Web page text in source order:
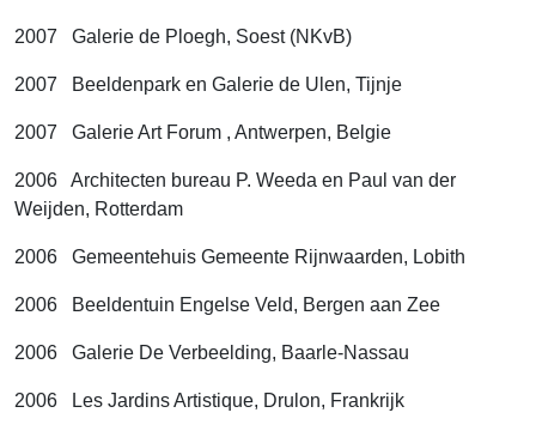
2007 Galerie de Ploegh, Soest (NKvB)
2007 Beeldenpark en Galerie de Ulen, Tijnje
2007 Galerie Art Forum , Antwerpen, Belgie
2006 Architecten bureau P. Weeda en Paul van der
Weijden, Rotterdam
2006 Gemeentehuis Gemeente Rijnwaarden, Lobith
2006 Beeldentuin Engelse Veld, Bergen aan Zee
2006 Galerie De Verbeelding, Baarle-Nassau
2006 Les Jardins Artistique, Drulon, Frankrijk